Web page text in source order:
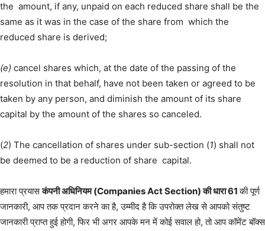
the amount, if any, unpaid on each reduced share shall be the
same as it was in the case of the share from which the
reduced share is derived;
(e) cancel shares which, at the date of the passing of the
resolution in that behalf, have not been taken or agreed to be
taken by any person, and diminish the amount of its share
capital by the amount of the shares so canceled.
(2) The cancellation of shares under sub-section (1) shall not
be deemed to be a reduction of share capital.
हमारा प्रयासकंपनी अधिनियम (Companies Act Section) की धारा 61की पूर्ण
जानकारी, आप तक प्रदान करने का है, उम्मीद है कि उपरोक्त लेख से आपको संतुष्ट
जानकारी प्राप्त हुई होगी, फिर भी अगर आपके मन में कोई सवाल हो, तो आप कॉमेंट बॉक्स